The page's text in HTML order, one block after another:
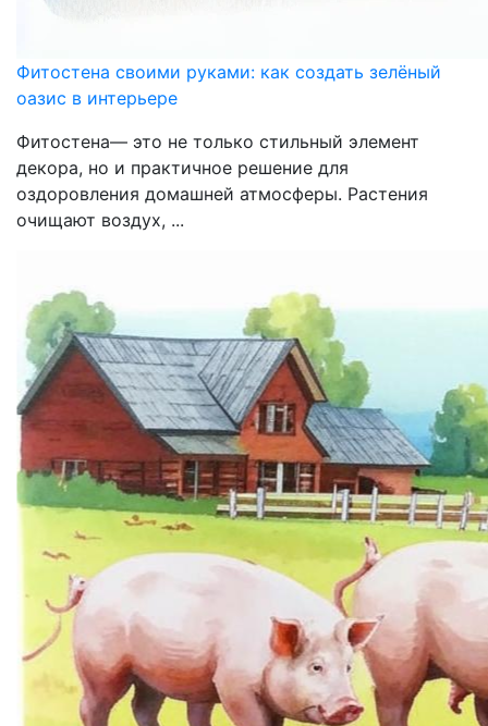
Фитостена своими руками: как создать зелёный
оазис в интерьере
Фитостена— это не только стильный элемент
декора, но и практичное решение для
оздоровления домашней атмосферы. Растения
очищают воздух, ...